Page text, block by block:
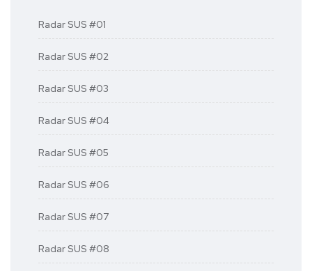
Radar SUS #01
Radar SUS #02
Radar SUS #03
Radar SUS #04
Radar SUS #05
Radar SUS #06
Radar SUS #07
Radar SUS #08